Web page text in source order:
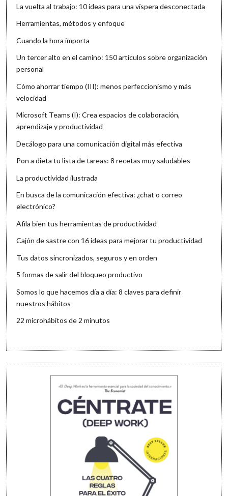
La vuelta al trabajo: 10 ideas para una víspera desconectada
Herramientas, métodos y enfoque
Cuando la hora importa
Un tercer alto en el camino: 150 artículos sobre organización
personal
Cómo ahorrar tiempo (III): menos perfeccionismo y más
velocidad
Microsoft Teams (I): Crea espacios de colaboración,
aprendizaje y productividad
Decálogo para una comunicación digital más efectiva
Pon a dieta tu lista de tareas: 8 recetas muy saludables
La productividad ilustrada
En busca de la comunicación efectiva: ¿chat o correo
electrónico?
Afila bien tus herramientas de productividad
Cajón de sastre con 16 ideas para mejorar tu productividad
Tus datos sincronizados, seguros y en orden
5 formas de salir del bloqueo productivo
Somos lo que hacemos día a día: 8 claves para definir
nuestros hábitos
22 microhábitos de 2 minutos